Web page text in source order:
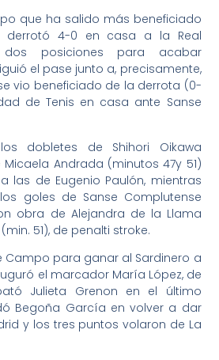
que ha salido más beneficiado
derrotó 4-0 en casa a la Real
dos posiciones para acabar
el pase junto a, precisamente,
vio beneficiado de la derrota (0-
de Tenis en casa ante Sanse
dobletes de Shihori Oikawa
Micaela Andrada (minutos 47y 51)
las de Eugenio Paulón, mientras
goles de Sanse Complutense
obra de Alejandra de la Llama
51), de penalti stroke.
Campo para ganar al Sardinero a
el marcador María López, de
Julieta Grenon en el último
Begoña García en volver a dar
y los tres puntos volaron de La